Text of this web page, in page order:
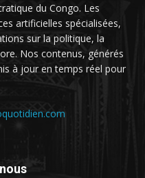
du Congo. Les
artificielles spécialisées,
sur la politique, la
Nos contenus, générés
à jour en temps réel pour